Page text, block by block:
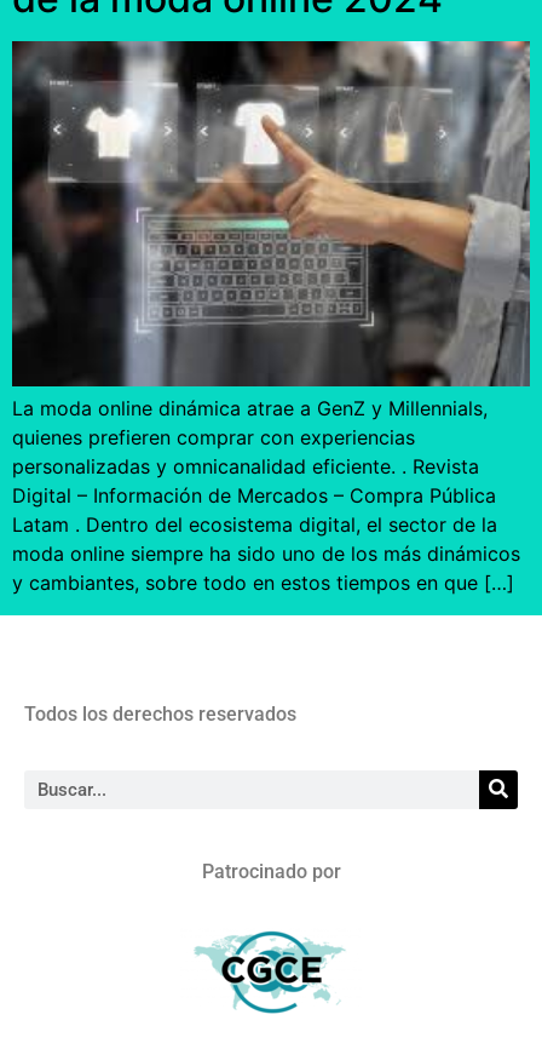
La moda online dinámica atrae a GenZ y Millennials,
quienes prefieren comprar con experiencias
personalizadas y omnicanalidad eficiente. . Revista
Digital – Información de Mercados – Compra Pública
Latam . Dentro del ecosistema digital, el sector de la
moda online siempre ha sido uno de los más dinámicos
y cambiantes, sobre todo en estos tiempos en que […]
Todos los derechos reservados
Patrocinado por